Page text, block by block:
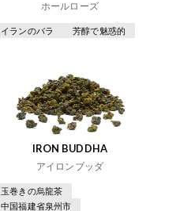
ホールローズ
イランのバラ 芳醇で魅惑的
IRON BUDDHA
アイロンブッダ
玉巻きの烏龍茶
中国福建省泉州市